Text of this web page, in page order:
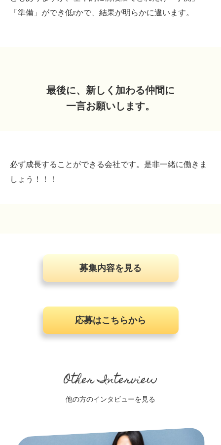
「準備」ができ低rかで、結果が明らかに違います。
最後に、新しく加わる仲間に
一言お願いします。
必ず成長することができる会社です。是非一緒に働きま
しょう！！！
募集内容を見る
応募はこちらから
Other Interview